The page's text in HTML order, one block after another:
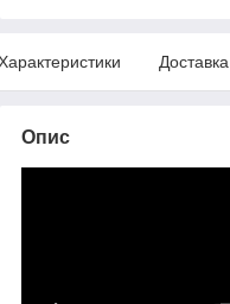
Доставка
Опис